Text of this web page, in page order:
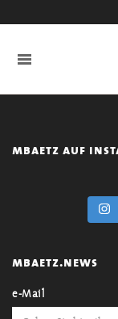
mbaetz auf
mbaetz.news
e-Mail